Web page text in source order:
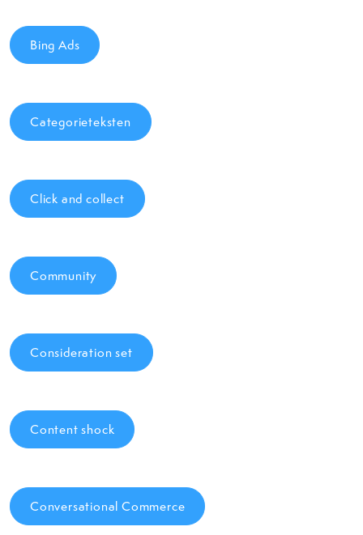
Bing Ads
Categorieteksten
Click and collect
Community
Consideration set
Content shock
Conversational Commerce